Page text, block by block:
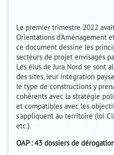
Le premier trimestre 2022
Orientations d’Aménagement
ce document dessine les
secteurs de projet envisagés
Les élus de Jura Nord se sont
des sites, leur intégration
le type de constructions y
cohérents avec la stratégie
et compatibles avec les
s’appliquent au territoire (loi
etc.).
OAP : 43 dossiers de